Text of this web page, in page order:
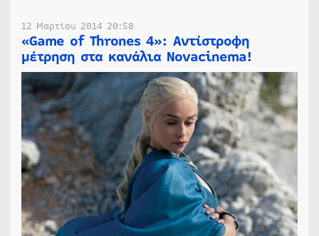
12 Μαρτίου 2014 20:58
«Game of Thrones 4»: Αντίστροφη
μέτρηση στα κανάλια Novacinema!